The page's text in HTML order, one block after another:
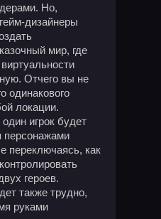
Но,
дизайнеры
мир, где
Отчего вы не
одинакового
локации.
игрок будет
персонажами
переключаясь, как
героев.
также трудно,
руками